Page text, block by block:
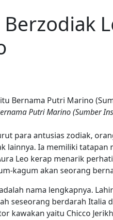
Putri Marino (Sumber
para antusias zodiak,
lainnya. Ia memiliki tatapan
Leo kerap menarik
kagum akan seorang
nama lengkapnya.
seseorang berdarah Italia
kawakan yaitu Chicco